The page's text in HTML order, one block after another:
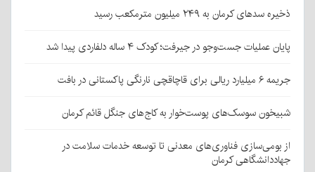
ذخیره سدهای کرمان به ۲۴۹ میلیون مترمکعب رسید
پایان عملیات جست‌وجو در جیرفت؛ کودک ۴ ساله دلفاردی پیدا شد
جریمه ۶ میلیارد ریالی برای قاچاقچی نارنگی پاکستانی در بافت
شبیخون سوسک‌های پوست‌خوار به کاج‌های جنگل قائم کرمان
از بومی‌سازی فناوری‌های معدنی تا توسعه خدمات سلامت در
جهاددانشگاهی کرمان